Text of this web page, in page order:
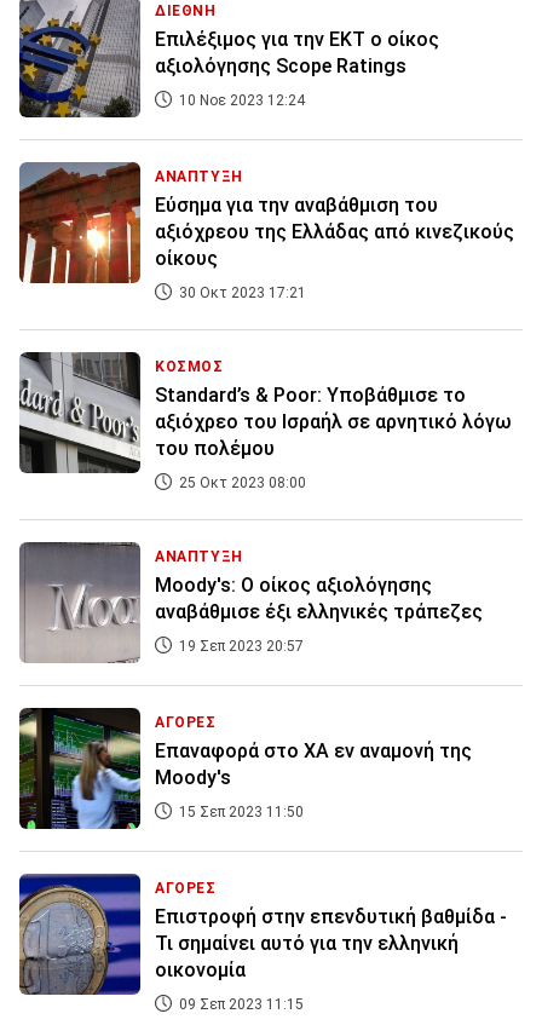
ΔΙΕΘΝΗ
Επιλέξιμος για την ΕΚΤ ο οίκος
αξιολόγησης Scope Ratings
10 Νοε 2023 12:24
ΑΝΑΠΤΥΞΗ
Εύσημα για την αναβάθμιση του
αξιόχρεου της Ελλάδας από κινεζικούς
οίκους
30 Οκτ 2023 17:21
ΚΟΣΜΟΣ
Standard’s & Poor: Υποβάθμισε το
αξιόχρεο του Ισραήλ σε αρνητικό λόγω
του πολέμου
25 Οκτ 2023 08:00
ΑΝΑΠΤΥΞΗ
Moody's: Ο οίκος αξιολόγησης
αναβάθμισε έξι ελληνικές τράπεζες
19 Σεπ 2023 20:57
ΑΓΟΡΕΣ
Επαναφορά στο ΧΑ εν αναμονή της
Moody's
15 Σεπ 2023 11:50
ΑΓΟΡΕΣ
Επιστροφή στην επενδυτική βαθμίδα -
Τι σημαίνει αυτό για την ελληνική
οικονομία
09 Σεπ 2023 11:15